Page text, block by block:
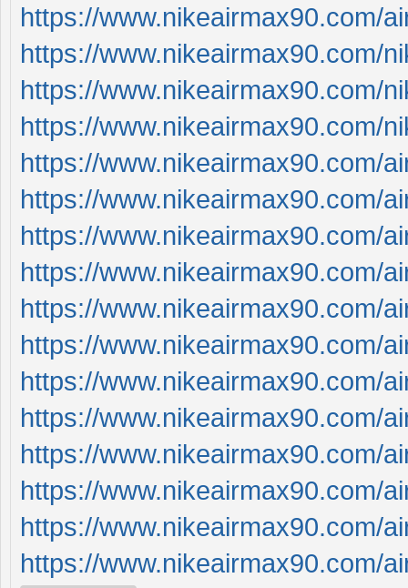
https://www.nikeairmax90.com/
https://www.nikeairmax90.com/
https://www.nikeairmax90.com/
https://www.nikeairmax90.com/
https://www.nikeairmax90.com/
https://www.nikeairmax90.com/
https://www.nikeairmax90.com/
https://www.nikeairmax90.com/
https://www.nikeairmax90.com/
https://www.nikeairmax90.com/
https://www.nikeairmax90.com/
https://www.nikeairmax90.com/
https://www.nikeairmax90.com/
https://www.nikeairmax90.com/
https://www.nikeairmax90.com/
https://www.nikeairmax90.com/